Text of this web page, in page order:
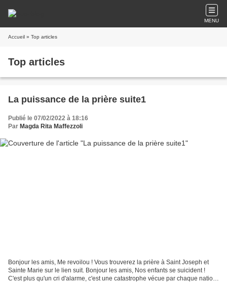
MENU
Accueil » Top articles
Top articles
La puissance de la prière suite1
Publié le 07/02/2022 à 18:16
Par Magda Rita Maffezzoli
Bonjour les amis, Me revoilou ! Vous trouverez la prière à Saint Joseph et
Sainte Marie sur le lien suit. Bonjour les amis, Nos enfants se suicident !
C'est plus qu'un cri d'alarme, c'est une catastrophe vécue par chaque nation